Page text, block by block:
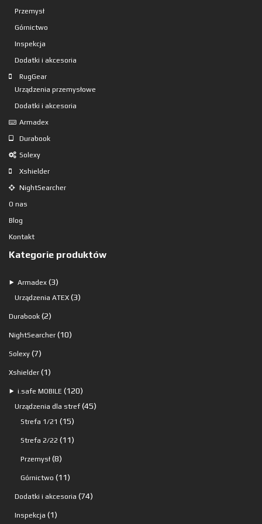
Przemysł
Górnictwo
Inspekcja
Dodatki i akcesoria
RugGear
Urządzenia przemysłowe
Dodatki i akcesoria
Armadex
Durabook
Solexy
Xshielder
NightSearcher
O nas
Blog
Kontakt
Kategorie produktów
⯈ Armadex 33
produkty
Urządzenia ATEX 33
Durabook 22
produkty
NightSearcher 1010
Solexy 77
produktów
Xshielder 11
produkt
⯈ i.safe MOBILE 120120
produktów
Urządzenia dla stref 4545
Strefa 1/21 1515
produktów
Strefa 2/22 1111
Przemysł 88
produktów
Górnictwo 1111
produktów
Dodatki i akcesoria 7474
Inspekcja 11